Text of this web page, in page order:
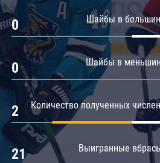
Амур
Барыс
Салават Юлаев
Шайбы в
0
Шайбы в
0
Количество полученных
2
Выигранные
21